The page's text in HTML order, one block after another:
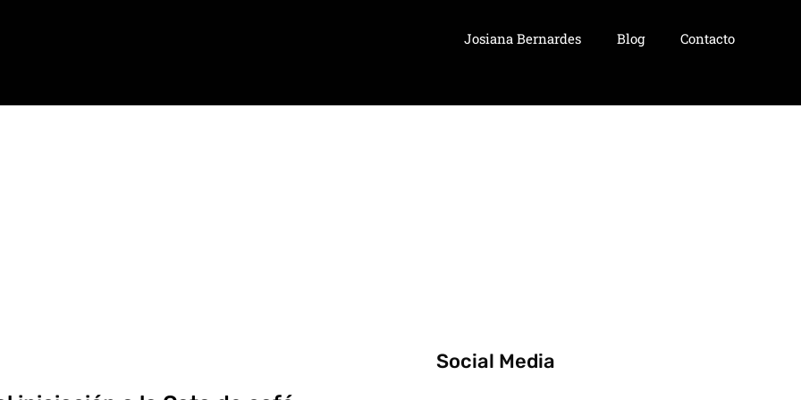
Josiana Bernardes Blog Contacto
Social Media